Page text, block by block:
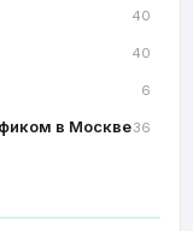
40
40
6
в Москве36